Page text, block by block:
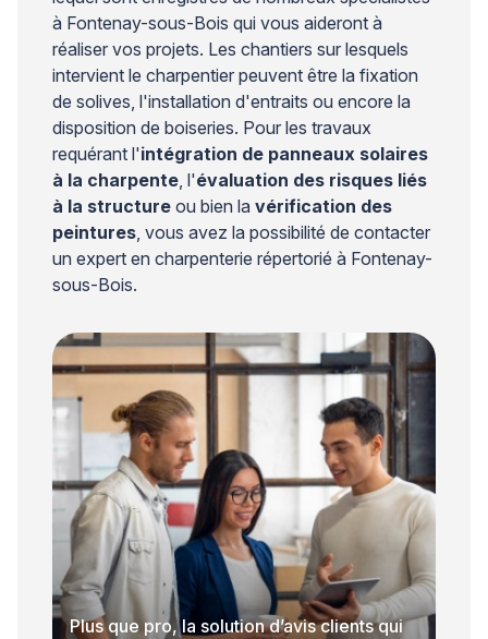
à Fontenay-sous-Bois qui vous aideront à
réaliser vos projets. Les chantiers sur lesquels
intervient le charpentier peuvent être la fixation
de solives, l'installation d'entraits ou encore la
disposition de boiseries. Pour les travaux
requérant l'intégration de panneaux solaires
à la charpente , l'évaluation des risques liés
à la structure ou bien la vérification des
peintures , vous avez la possibilité de contacter
un expert en charpenterie répertorié à Fontenay-
sous-Bois.
Plus que pro, la solution d’avis clients qui